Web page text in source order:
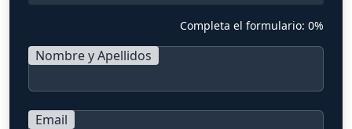
Completa el formulario: 0%
Nombre y Apellidos
Email